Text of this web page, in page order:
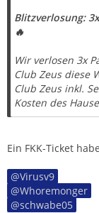
Blitzverlosung:
🔥
Wir verlosen 3x
Club Zeus diese
Club Zeus inkl.
Kosten des
Ein FKK-Ticket
Virusv9
Whoremonger
schwabe05